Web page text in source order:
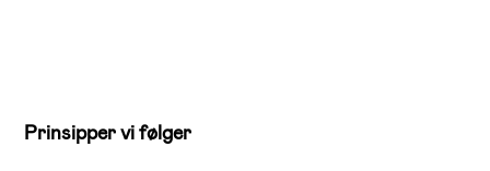
Prinsipper vi følger